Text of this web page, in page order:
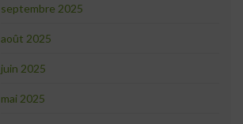
septembre 2025
août 2025
juin 2025
mai 2025